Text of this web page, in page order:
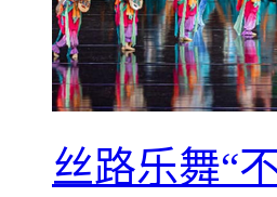
丝路乐舞“